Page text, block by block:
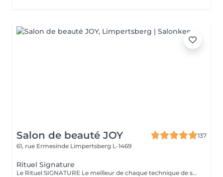
Salon de beauté JOY
137
61, rue Ermesinde Limpertsberg L-1469
Rituel Signature
Le Rituel SIGNATURE Le meilleur de chaque technique de soin pour apporter un profond bien-être à l'ensemble du corps. Textures et fragrances personnalisées, un soin façonné sur-mesure. Le rituel signature est un soin très complet qui apporte à la peau une hydratation intense grâce au gommage modelant, associé à un large choix d'essences d'estime utilisé lors d'un modelage relaxant aux mouvements lents, fluides, enveloppants et harmonieux. Il procure une détente profonde et surtout une harmonisation globale de tout l'être.